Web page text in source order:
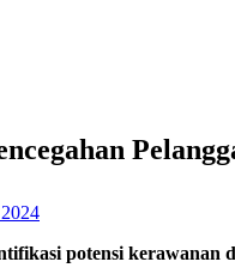
potensi kerawanan